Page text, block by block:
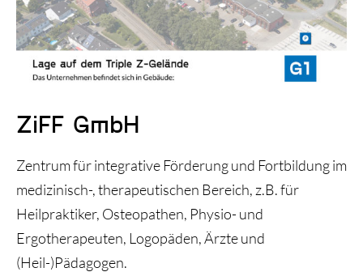
Triple Z-Blog
Über uns
ZiFF GmbH
Zentrum für integrative Förderung und Fortbildung im
medizinisch-, therapeutischen Bereich, z.B. für
Heilpraktiker, Osteopathen, Physio- und
Ergotherapeuten, Logopäden, Ärzte und
(Heil-)Pädagogen.